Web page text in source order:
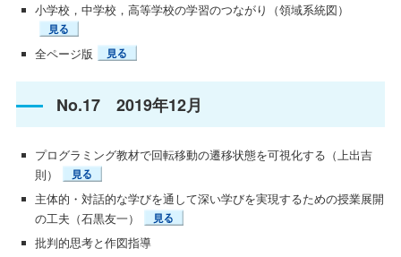
小学校，中学校，高等学校の学習のつながり（領域系統図）
全ページ版
No.17 2019年12月
プログラミング教材で回転移動の遷移状態を可視化する（上出吉
則）
主体的・対話的な学びを通して深い学びを実現するための授業展開
の工夫（石黒友一）
批判的思考と作図指導